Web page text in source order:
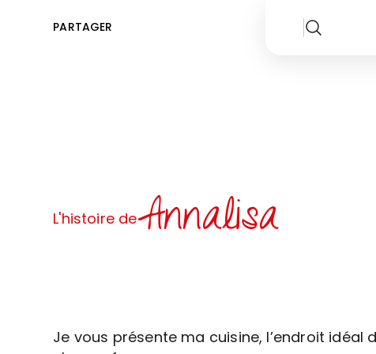
PARTAGER
L'histoire deAnnalisa
Je vous présente ma cuisine, l’endroit idéal